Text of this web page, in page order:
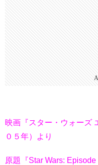
映画『スター・ウォーズ
０５年）より
原題『Star Wars: Episode